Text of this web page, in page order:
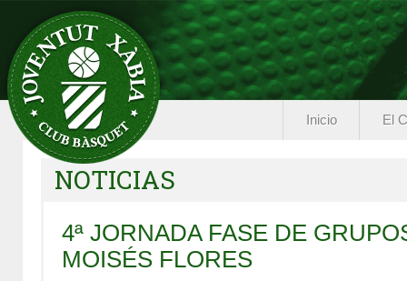
Inicio El
NOTICIAS
4ª JORNADA FASE DE
MOISÉS FLORES